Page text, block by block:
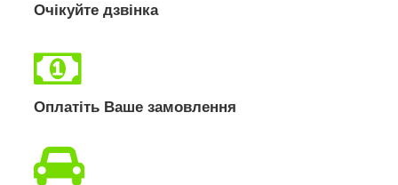
Очікуйте дзвінка
Оплатіть Ваше замовлення